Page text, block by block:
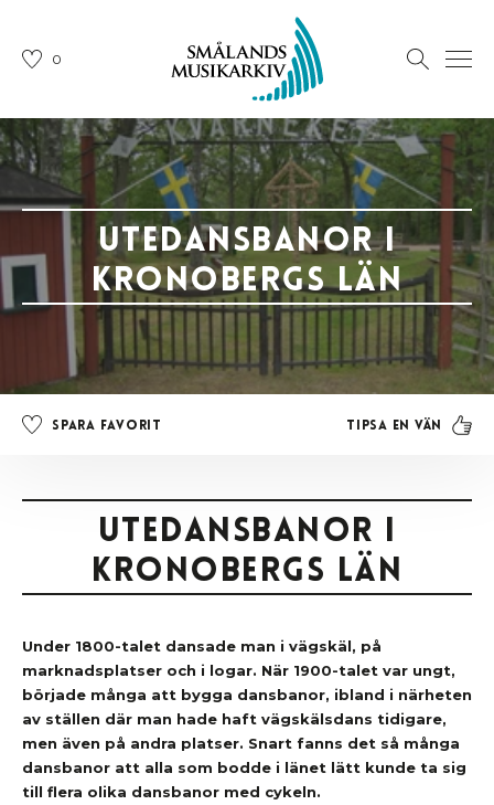
0
Utedansbanor i
Kronobergs län
Spara favorit Tipsa en vän
Utedansbanor i
Kronobergs län
Under 1800-talet dansade man i vägskäl, på
marknadsplatser och i logar. När 1900-talet var ungt,
började många att bygga dansbanor, ibland i närheten
av ställen där man hade haft vägskälsdans tidigare,
men även på andra platser. Snart fanns det så många
dansbanor att alla som bodde i länet lätt kunde ta sig
till flera olika dansbanor med cykeln.